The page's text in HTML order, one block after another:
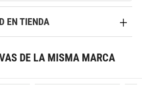
EN TIENDA
DE LA MISMA MARCA